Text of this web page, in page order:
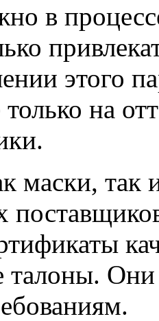
в
этого
на
маски, так
талоны. Они